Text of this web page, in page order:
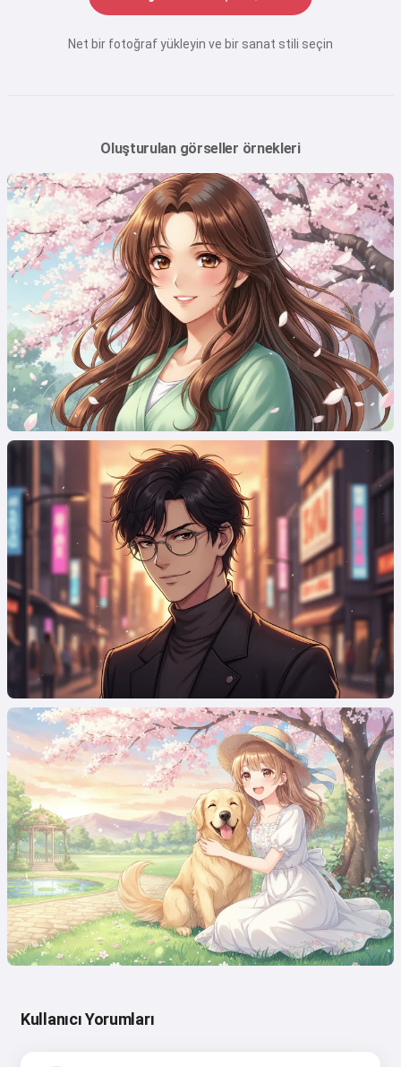
Net bir fotoğraf yükleyin ve bir sanat stili seçin
Oluşturulan görseller örnekleri
Kullanıcı Yorumları